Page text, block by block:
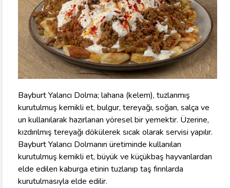
Bayburt Yalancı Dolma; lahana (kelem), tuzlanmış
kurutulmuş kemikli et, bulgur, tereyağı, soğan, salça ve
un kullanılarak hazırlanan yöresel bir yemektir. Üzerine,
kızdırılmış tereyağı dökülerek sıcak olarak servisi yapılır.
Bayburt Yalancı Dolmanın üretiminde kullanılan
kurutulmuş kemikli et, büyük ve küçükbaş hayvanlardan
elde edilen kaburga etinin tuzlanıp taş fırınlarda
kurutulmasıyla elde edilir.